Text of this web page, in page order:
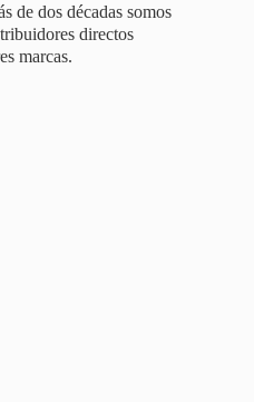
de dos décadas somos
directos
marcas.